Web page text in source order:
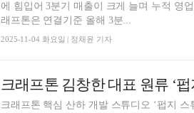
에 힘입어 3분기 매출이 크게 늘며 누적 영
래프톤은 연결기준 올해 3분...
2025-11-04 화요일 | 정채윤 기자
크래프톤 김창한 대표 원류 ‘
크래프톤 핵심 산하 개발 스튜디오 ‘펍지